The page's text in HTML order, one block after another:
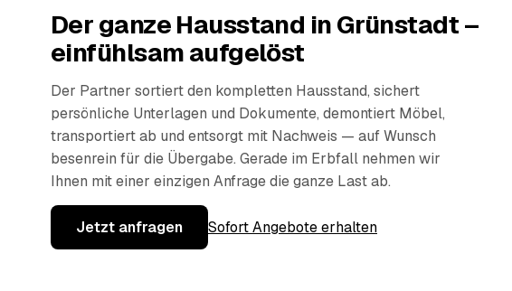
Der ganze Hausstand in Grünstadt –
einfühlsam aufgelöst
Der Partner sortiert den kompletten Hausstand, sichert
persönliche Unterlagen und Dokumente, demontiert Möbel,
transportiert ab und entsorgt mit Nachweis — auf Wunsch
besenrein für die Übergabe. Gerade im Erbfall nehmen wir
Ihnen mit einer einzigen Anfrage die ganze Last ab.
Jetzt anfragen Sofort Angebote erhalten